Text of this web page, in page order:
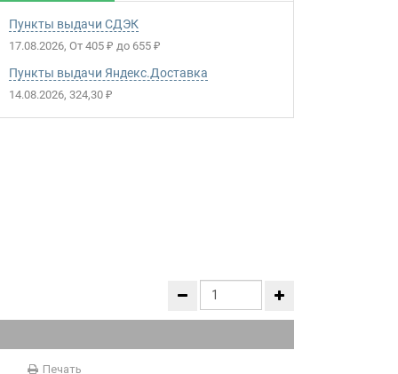
Пункты выдачи СДЭК
17.08.2026 От 405₽ до 655₽
Пункты выдачи Яндекс.Доставка
14.08.2026 324,30₽
Печать